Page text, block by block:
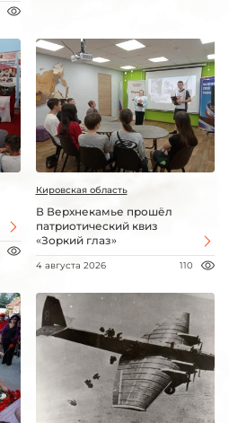
Кировская область
В Верхнекамье прошёл
патриотический квиз
«Зоркий глаз»
4 августа 2026 110